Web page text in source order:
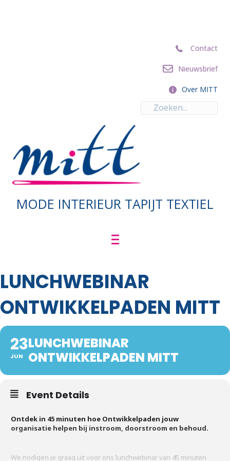
ContactContact
Nieuwsbrief
Nieuwsbrief
Over MITT
Over MITT
MODE INTERIEUR TAPIJT TEXTIEL
LUNCHWEBINAR
ONTWIKKELPADEN MITT
23
JUN
LUNCHWEBINAR
ONTWIKKELPADEN MITT
Event Details
Ontdek in 45 minuten hoe Ontwikkelpaden jouw
organisatie helpen bij instroom, doorstroom en behoud.
We nodigen je graag uit voor ons lunchwebinar van 45 minuten